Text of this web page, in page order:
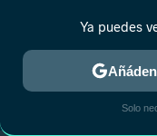
ESTRENOS
Ya puedes
Solo